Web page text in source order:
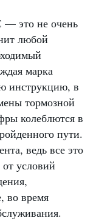
— это не очень
любой
марка
инструкцию, в
тормозной
колеблются в
пути.
ведь все это
условий
во время